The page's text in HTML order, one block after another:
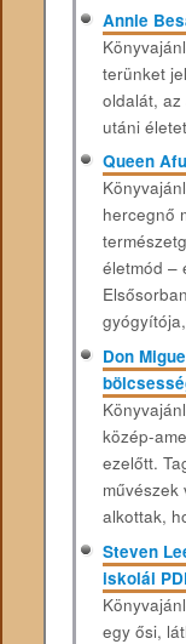
Annie
terünket
oldalát,
utáni
Queen
hercegnő
életmód –
Don
közép-
ezelőtt.
művészek
alkottak,
Steven
iskolái
egy ősi,